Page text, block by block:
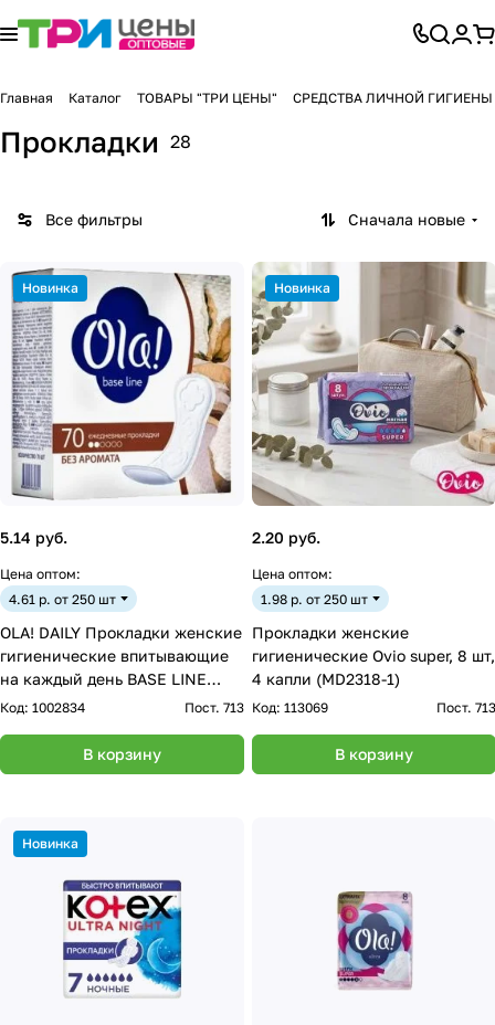
Главная Каталог ТОВАРЫ "ТРИ ЦЕНЫ" СРЕДСТВА ЛИЧНОЙ ГИГИЕНЫ
Прокладки 28
Все фильтры Сначала новые
Новинка
5.14 руб.
Цена оптом:
4.61 р. от 250 шт
OLA! DAILY Прокладки женские
гигиенические впитывающие
на каждый день BASE LINE
уп.70
Код: 1002834 Пост. 713
В корзину
Новинка
2.20 руб.
Цена оптом:
1.98 р. от 250 шт
Прокладки женские
гигиенические Ovio super, 8 шт,
4 капли (MD2318-1)
Код: 113069 Пост. 713
В корзину
Новинка